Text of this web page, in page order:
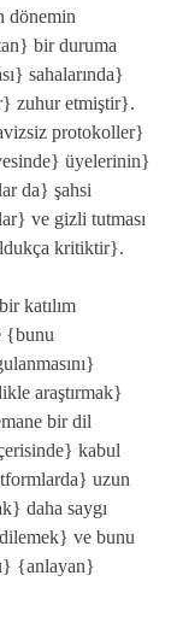
dönemin
bir duruma
sahalarında}
zuhur etmiştir}.
protokoller}
üyelerinin}
da} şahsi
ve gizli tutması
kritiktir}.
katılım
{bunu
araştırmak}
bir dil
kabul
uzun
daha saygı
ve bunu
{anlayan}